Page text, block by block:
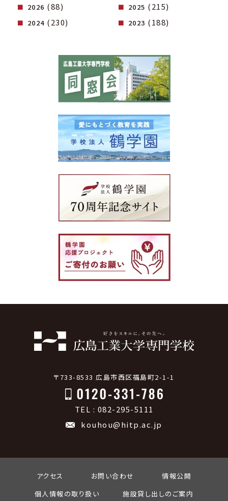
2026 (88) 2025 (215)
2024 (230) 2023 (188)
〒733-8533 広島市西区福島町2-1-1
TEL : 082-295-5111
kouhou@hitp.ac.jp
アクセス お問い合わせ
情報公開
個人情報の取り扱い
施設貸し出しのご案内